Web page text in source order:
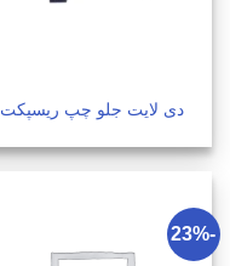
دی لایت جلو چپ ریسپکت
-23%